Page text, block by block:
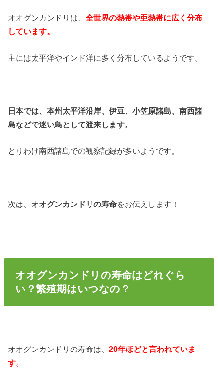
オオグンカンドリは、全世界の熱帯や亜熱帯に広く分布
しています。
主には太平洋やインド洋に多く分布しているようです。
日本では、本州太平洋沿岸、伊豆、小笠原諸島、南西諸
島などで迷い鳥として渡来します。
とりわけ南西諸島での観察記録が多いようです。
次は、 オオグンカンドリの寿命をお伝えします！
オオグンカンドリの寿命はどれぐら
い？繁殖期はいつなの？
オオグンカンドリの寿命は、20年ほどと言われていま
す。